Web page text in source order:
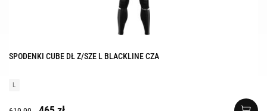
SPODENKI CUBE DŁ Z/SZE L BLACKLINE CZA
L